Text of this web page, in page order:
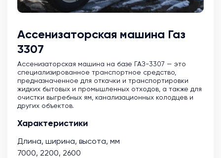
Ассенизаторская машина Газ
3307
Ассенизаторская машина на базе ГАЗ-3307 — это
специализированное транспортное средство,
предназначенное для откачки и транспортировки
жидких бытовых и промышленных отходов, а также для
очистки выгребных ям, канализационных колодцев и
других объектов.
Характеристики
Длина, ширина, высота, мм
7000, 2200, 2600